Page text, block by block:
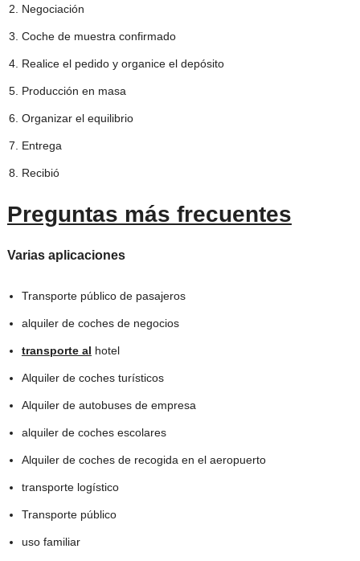
Negociación
Coche de muestra confirmado
Realice el pedido y organice el depósito
Producción en masa
Organizar el equilibrio
Entrega
Recibió
Preguntas más frecuentes
Varias aplicaciones
Transporte público de pasajeros
alquiler de coches de negocios
transporte al hotel
Alquiler de coches turísticos
Alquiler de autobuses de empresa
alquiler de coches escolares
Alquiler de coches de recogida en el aeropuerto
transporte logístico
Transporte público
uso familiar